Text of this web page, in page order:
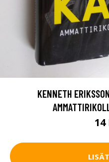
KENNETH
14